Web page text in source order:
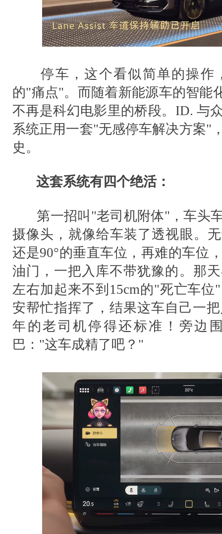
停车，这个看似简单的操作
的"痛点"。而随着新能源车的智能
不再是科幻电影里的桥段。ID. 与
系统正用一套"无感停车解决方案"
史。
这套系统有四个绝活：
第一招叫"老司机附体"，车头
摄像头，就像给车装了透视眼。
还是90°的垂直车位，再难的车位
油门，一把入库不带犹豫的。那
左右加起来不到15cm的"死亡车
安帮忙指挥了，结果这车自己一
年的老司机停得还标准！旁边
巴："这车成精了吧？"